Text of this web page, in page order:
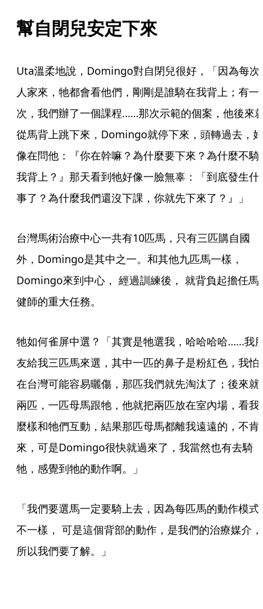
幫自閉兒安定下來
Uta溫柔地說，Domingo對自閉兒很好，「因為每次
人家來，牠都會看他們，剛剛是誰騎在我背上；有一
次，我們辦了一個課程……那次示範的個案，他後來
從馬背上跳下來，Domingo就停下來，頭轉過去，好
像在問他：『你在幹嘛？為什麼要下來？為什麼不騎
我背上？』那天看到牠好像一臉無辜：「到底發生什
事了？為什麼我們還沒下課，你就先下來了？』」
台灣馬術治療中心一共有10匹馬，只有三匹購自國
外，Domingo是其中之一。和其他九匹馬一樣，
Domingo來到中心， 經過訓練後， 就背負起擔任馬
健師的重大任務。
牠如何雀屏中選？「其實是牠選我，哈哈哈哈……我
友給我三匹馬來選，其中一匹的鼻子是粉紅色，我怕
在台灣可能容易曬傷，那匹我們就先淘汰了；後來就
兩匹，一匹母馬跟牠，他就把兩匹放在室內場，看我
麼樣和牠們互動，結果那匹母馬都離我遠遠的，不肯
來，可是Domingo很快就過來了，我當然也有去騎
牠，感覺到牠的動作啊。」
「我們要選馬一定要騎上去，因為每匹馬的動作模式
不一樣， 可是這個背部的動作，是我們的治療媒介，
所以我們要了解。」